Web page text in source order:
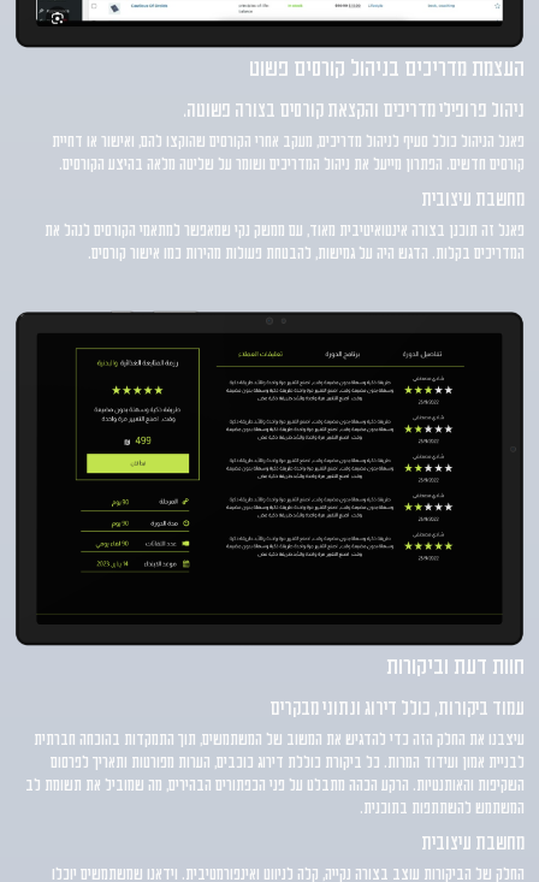
העצמת מדריכים בניהול קורסים פשוט
ניהול פרופילי מדריכים והקצאת קורסים בצורה פשוטה.
פאנל הניהול כולל סעיף לניהול מדריכים, מעקב אחרי הקורסים שהוקצו להם, ואישור או דחיית
קורסים חדשים. הפתרון מייעל את ניהול המדריכים ושומר על שליטה מלאה בהיצע הקורסים.
מחשבת עיצובית
פאנל זה תוכנן בצורה אינטואיטיבית מאוד, עם ממשק נקי שמאפשר למתאמי הקורסים לנהל את
המדריכים בקלות. הדגש היה על גמישות, להבטחת פעולות מהירות כמו אישור קורסים.
חוות דעת וביקורות
עמוד ביקורות, כולל דירוג ונתוני מבקרים
עיצבנו את החלק הזה כדי להדגיש את המשוב של המשתמשים, תוך התמקדות בהוכחה חברתית
לבניית אמון ועידוד המרות. כל ביקורת כוללת דירוג כוכבים, הערות מפורטות ותאריך לפרסום
השקיפות והאותנטיות. הרקע הכהה מתבלט על פני הכפתורים הבהירים, מה שמוביל את תשומת לב
המשתמש להשתתפות בתוכנית.
מחשבת עיצובית
החלק של הביקורות עוצב בצורה נקייה, קלה לניווט ואינפורמטיבית. וידאנו שמשתמשים יוכלו